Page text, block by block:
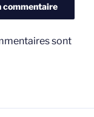
sont